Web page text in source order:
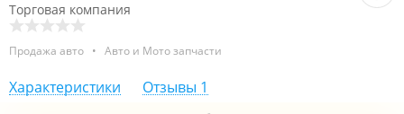
Торговая компания
Продажа авто • Авто и Мото запчасти
Характеристики Отзывы 1